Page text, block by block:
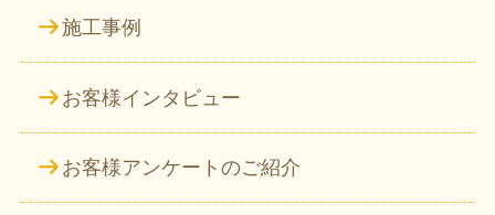
施工事例
お客様インタビュー
お客様アンケートのご紹介